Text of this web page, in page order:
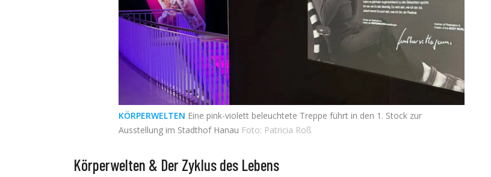
KÖRPERWELTEN Eine pink-violett beleuchtete Treppe führt in den 1. Stock zur
Ausstellung im Stadthof Hanau Foto: Patricia Roß
Körperwelten & Der Zyklus des Lebens